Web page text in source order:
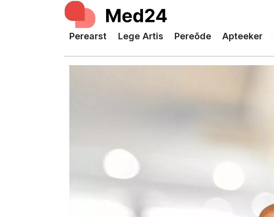
Perearst Lege Artis Pereõde Apteeker